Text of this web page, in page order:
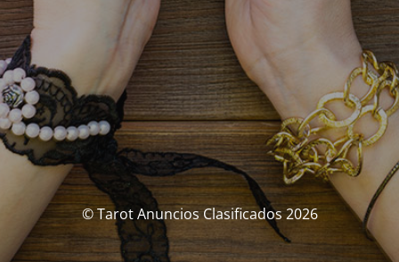
© Tarot Anuncios Clasificados 2026